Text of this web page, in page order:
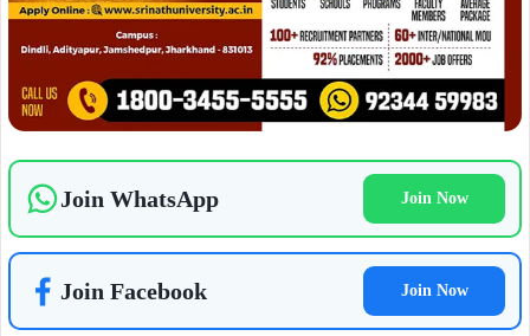
August 5, 2026
दलभंगा से 50 कांवरियों का जत्था बाबा
बैद्यनाथ धाम के लिए रवाना, भोलेनाथ मंदिर
में पूजा के बाद शुरू हुई यात्रा
July 30, 2026
श्रावणी मेले में सेवा का संकल्प: सोशल
मीडिया इन्फ्लुएंसर रितु सिंह ने शुरू किया
महीने भर का नि:शुल्क कांवरिया सेवा शिविर